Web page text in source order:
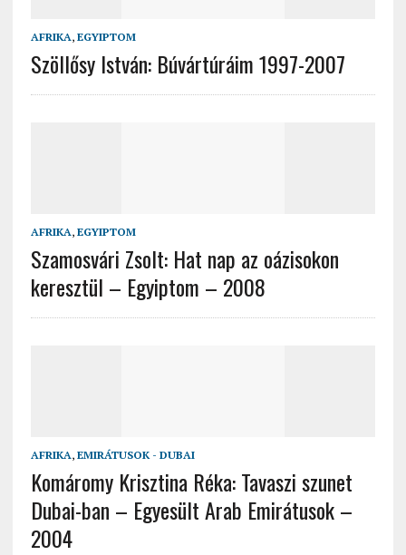
AFRIKA, EGYIPTOM
Szöllősy István: Búvártúráim 1997-2007
AFRIKA, EGYIPTOM
Szamosvári Zsolt: Hat nap az oázisokon
keresztül – Egyiptom – 2008
AFRIKA, EMIRÁTUSOK - DUBAI
Komáromy Krisztina Réka: Tavaszi szunet
Dubai-ban – Egyesült Arab Emirátusok –
2004